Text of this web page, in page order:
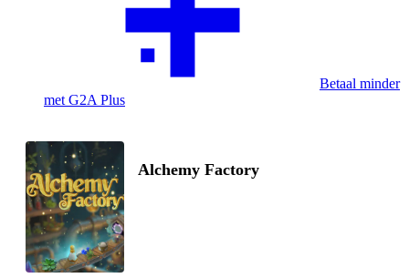
Betaal minder
met G2A Plus
Alchemy Factory